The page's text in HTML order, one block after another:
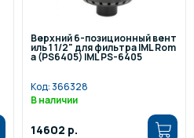
Верхний 6-позиционный вент
иль 1 1/2" для фильтра IML Rom
a (PS6405) IML PS-6405
Код:366328
В наличии
14602 р.